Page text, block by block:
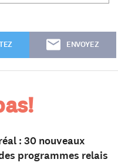
ENVOYEZ
: 30 nouveaux
programmes relais